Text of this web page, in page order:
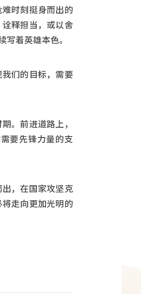
时刻挺身而出的
释担当，或以舍
着英雄本色。
们的目标，需要
。前进道路上，
要先锋力量的支
，在国家攻坚克
走向更加光明的